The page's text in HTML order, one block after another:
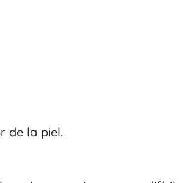
de la piel.